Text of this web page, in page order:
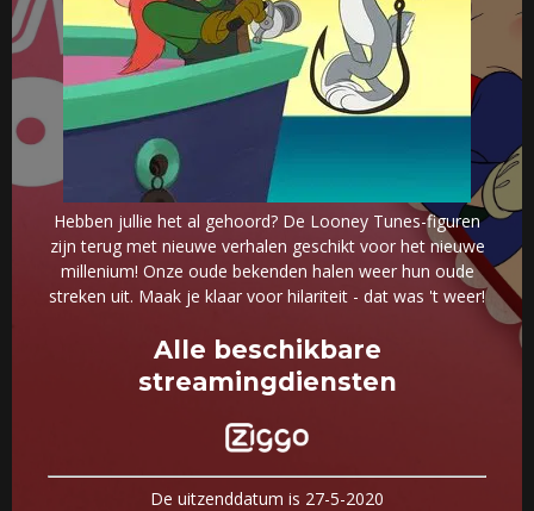
Hebben jullie het al gehoord? De Looney Tunes-figuren
zijn terug met nieuwe verhalen geschikt voor het nieuwe
millenium! Onze oude bekenden halen weer hun oude
streken uit. Maak je klaar voor hilariteit - dat was 't weer!
Alle beschikbare
streamingdiensten
De uitzenddatum is 27-5-2020